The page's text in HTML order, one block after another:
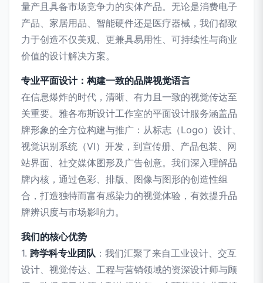
量产且具备市场竞争力的实体产品。无论是消费电子
产品、家居用品、智能硬件还是医疗器械，我们都致
力于创造不仅美观、更兼具易用性、可持续性与商业
价值的设计解决方案。
专业平面设计：构建一致的品牌视觉语言
在信息爆炸的时代，清晰、有力且一致的视觉传达至
关重要。雅各布斯设计工作室的平面设计服务涵盖品
牌形象的全方位构建与推广：从标志（Logo）设计、
视觉识别系统（VI）开发，到宣传册、产品包装、网
站界面、社交媒体图形及广告创意。我们深入理解品
牌内核，通过色彩、排版、图像与图形的创造性组
合，打造独特而富有感染力的视觉体验，有效提升品
牌辨识度与市场影响力。
我们的核心优势
1. 跨学科专业团队 ：我们汇聚了来自工业设计、交互
设计、视觉传达、工程与营销领域的资深设计师与顾